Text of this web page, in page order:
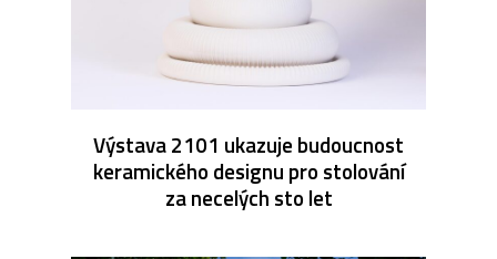
Výstava 2101 ukazuje budoucnost
keramického designu pro stolování
za necelých sto let